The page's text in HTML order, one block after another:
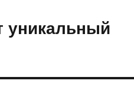
уникальный